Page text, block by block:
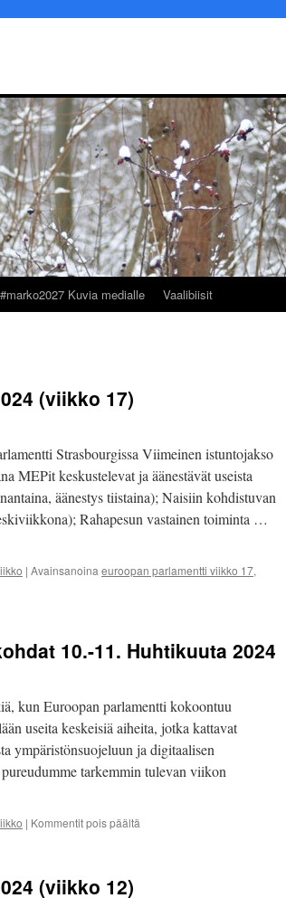
#marko2027 Kuvia medialle Vaalibiisit
(viikko 17)
Strasbourgissa Viimeinen istuntojakso
MEPit keskustelevat ja äänestävät useista
äänestys tiistaina); Naisiin kohdistuvan
Rahapesun vastainen toiminta …
| Avainsanoina euroopan parlamentti viikko 17,
10.-11. Huhtikuuta 2024
kun Euroopan parlamentti kokoontuu
useita keskeisiä aiheita, jotka kattavat
ympäristönsuojeluun ja digitaalisen
tarkemmin tulevan viikon
| Kommentit pois päältä
(viikko 12)
jäsenenenämme
Marko Ekqvist –